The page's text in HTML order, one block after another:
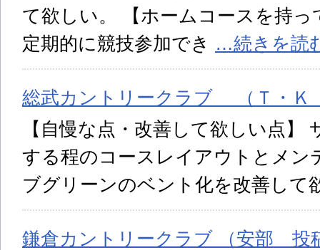
て欲しい。 【ホームコースを持
定期的に競技参加でき …続きを読
総武カントリークラブ （Ｔ・Ｋ
【自慢な点・改善して欲しい点】
する程のコースレイアウトとメン
ブグリーンのベント化を改善して
鎌倉カントリークラブ （安部 投